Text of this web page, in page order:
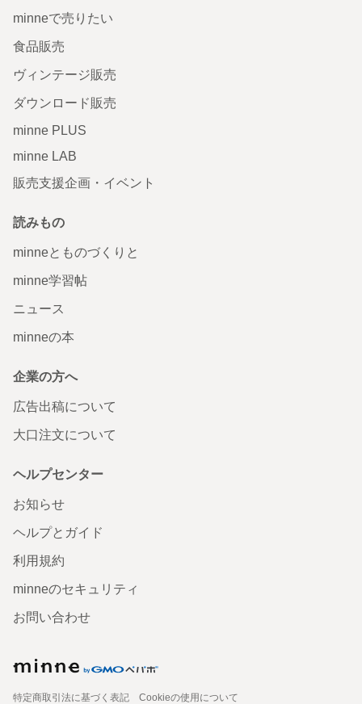
minneで売りたい
食品販売
ヴィンテージ販売
ダウンロード販売
minne PLUS
minne LAB
販売支援企画・イベント
読みもの
minneとものづくりと
minne学習帖
ニュース
minneの本
企業の方へ
広告出稿について
大口注文について
ヘルプセンター
お知らせ
ヘルプとガイド
利用規約
minneのセキュリティ
お問い合わせ
特定商取引法に基づく表記
Cookieの使用について